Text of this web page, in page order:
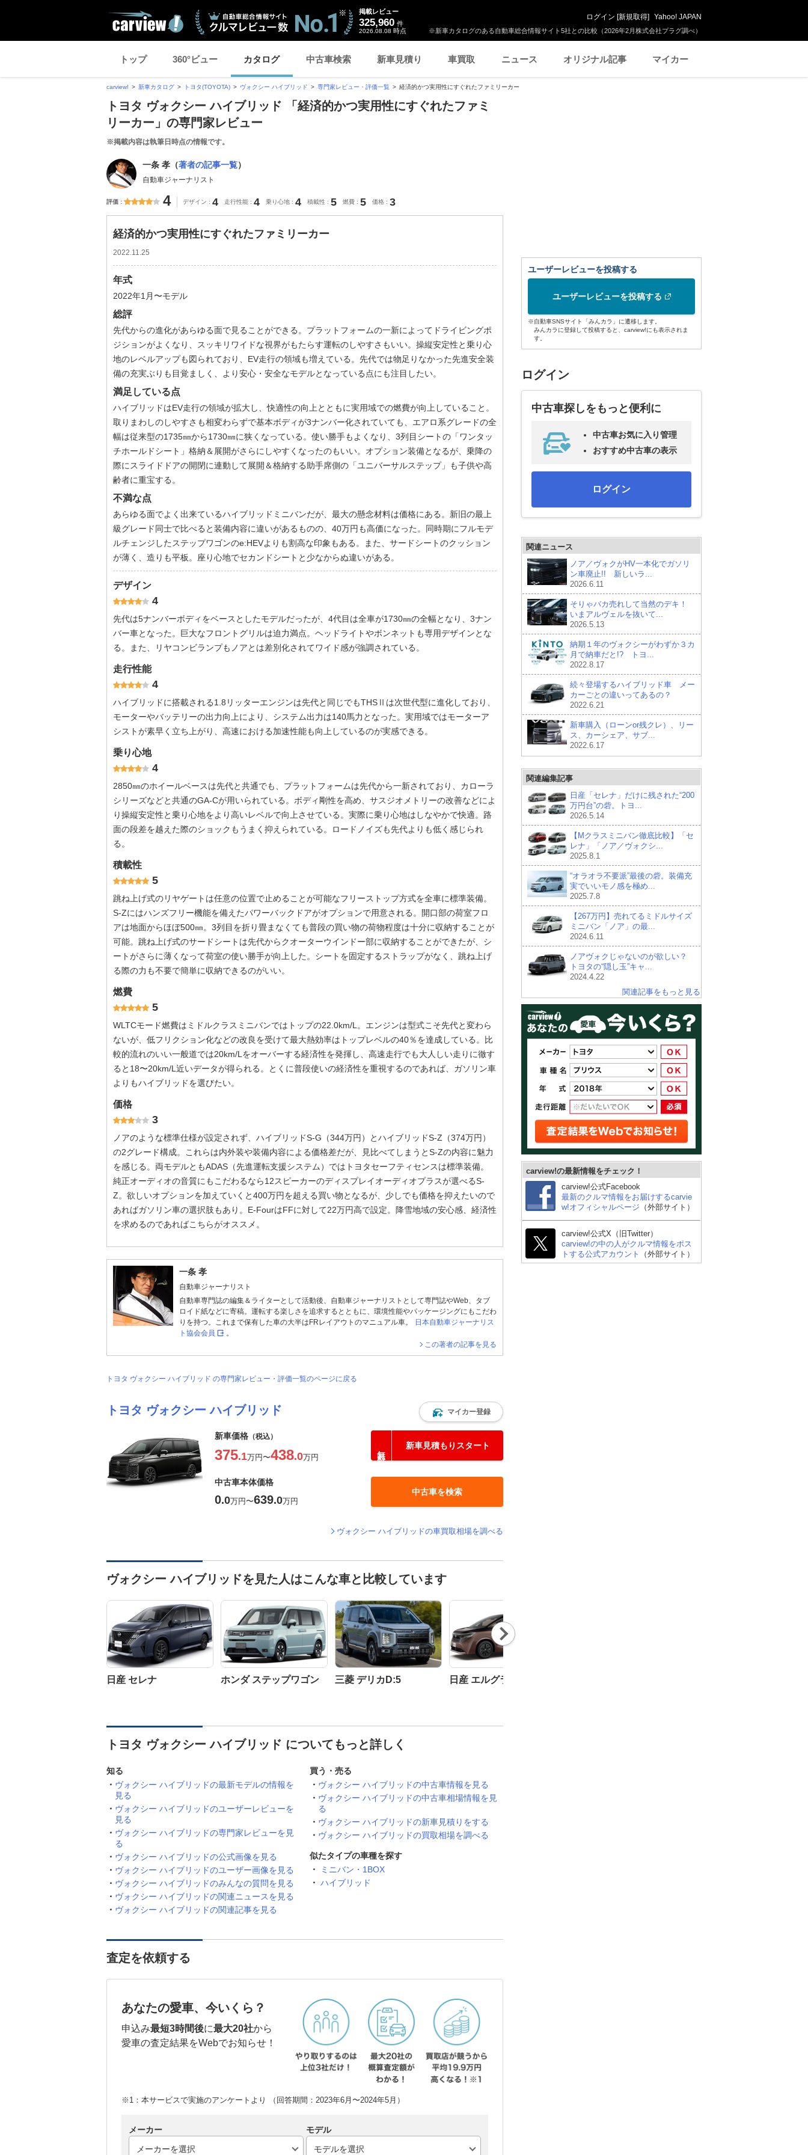
※新車カタログのある自動車総合情報サイト5社との比較（2026年2月株式会社プラグ調べ）
掲載レビュー
325,960 件
2026.08.08 時点
ログイン [新規取得] Yahoo! JAPAN
トップ 360°ビュー カタログ 中古車検索 新車見積り 車買取 ニュース オリジナル記事 マイカー
carview! 新車カタログ トヨタ(TOYOTA) ヴォクシー ハイブリッド 専門家レビュー・評価一覧 経済的かつ実用性にすぐれたファミリーカー
トヨタ ヴォクシー ハイブリッド 「経済的かつ実用性にすぐれたファミ
リーカー」の専門家レビュー
※掲載内容は執筆日時点の情報です。
一条 孝（著者の記事一覧）
自動車ジャーナリスト
評価 4 デザイン 4 走行性能 4 乗り心地 4 積載性 5 燃費 5 価格 3
経済的かつ実用性にすぐれたファミリーカー
2022.11.25
年式
2022年1月〜モデル
総評
先代からの進化があらゆる面で見ることができる。プラットフォームの一新によってドライビングポ
ジションがよくなり、スッキリワイドな視界がもたらす運転のしやすさもいい。操縦安定性と乗り心
地のレベルアップも図られており、EV走行の領域も増えている。先代では物足りなかった先進安全装
備の充実ぶりも目覚ましく、より安心・安全なモデルとなっている点にも注目したい。
満足している点
ハイブリッドはEV走行の領域が拡大し、快適性の向上とともに実用域での燃費が向上していること。
取りまわしのしやすさも相変わらずで基本ボディが3ナンバー化されていても、エアロ系グレードの全
幅は従来型の1735㎜から1730㎜に狭くなっている。使い勝手もよくなり、3列目シートの「ワンタッ
チホールドシート」格納＆展開がさらにしやすくなったのもいい。オプション装備となるが、乗降の
際にスライドドアの開閉に連動して展開＆格納する助手席側の「ユニバーサルステップ」も子供や高
齢者に重宝する。
不満な点
あらゆる面でよく出来ているハイブリッドミニバンだが、最大の懸念材料は価格にある。新旧の最上
級グレード同士で比べると装備内容に違いがあるものの、40万円も高価になった。同時期にフルモデ
ルチェンジしたステップワゴンのe:HEVよりも割高な印象もある。また、サードシートのクッション
が薄く、造りも平板。座り心地でセカンドシートと少なからぬ違いがある。
デザイン
4
先代は5ナンバーボディをベースとしたモデルだったが、4代目は全車が1730㎜の全幅となり、3ナン
バー車となった。巨大なフロントグリルは迫力満点。ヘッドライトやボンネットも専用デザインとな
る。また、リヤコンビランプもノアとは差別化されてワイド感が強調されている。
走行性能
4
ハイブリッドに搭載される1.8リッターエンジンは先代と同じでもTHSⅡは次世代型に進化しており、
モーターやバッテリーの出力向上により、システム出力は140馬力となった。実用域ではモーターア
シストが素早く立ち上がり、高速における加速性能も向上しているのが実感できる。
乗り心地
4
2850㎜のホイールベースは先代と共通でも、プラットフォームは先代から一新されており、カローラ
シリーズなどと共通のGA-Cが用いられている。ボディ剛性を高め、サスジオメトリーの改善などによ
り操縦安定性と乗り心地をより高いレベルで向上させている。実際に乗り心地はしなやかで快適。路
面の段差を越えた際のショックもうまく抑えられている。ロードノイズも先代よりも低く感じられ
る。
積載性
5
跳ね上げ式のリヤゲートは任意の位置で止めることが可能なフリーストップ方式を全車に標準装備。
S-Zにはハンズフリー機能を備えたパワーバックドアがオプションで用意される。開口部の荷室フロ
アは地面からほぼ500㎜。3列目を折り畳まなくても普段の買い物の荷物程度は十分に収納することが
可能。跳ね上げ式のサードシートは先代からクオーターウインドー部に収納することができたが、シ
ートがさらに薄くなって荷室の使い勝手が向上した。シートを固定するストラップがなく、跳ね上げ
る際の力も不要で簡単に収納できるのがいい。
燃費
5
WLTCモード燃費はミドルクラスミニバンではトップの22.0km/L。エンジンは型式こそ先代と変わら
ないが、低フリクション化などの改良を受けて最大熱効率はトップレベルの40％を達成している。比
較的流れのいい一般道では20km/Lをオーバーする経済性を発揮し、高速走行でも大人しい走りに徹す
ると18〜20km/L近いデータが得られる。とくに普段使いの経済性を重視するのであれば、ガソリン車
よりもハイブリッドを選びたい。
価格
3
ノアのような標準仕様が設定されず、ハイブリッドS-G（344万円）とハイブリッドS-Z（374万円）
の2グレード構成。これらは内外装や装備内容による価格差だが、見比べてしまうとS-Zの内容に魅力
を感じる。両モデルともADAS（先進運転支援システム）ではトヨタセーフティセンスは標準装備。
純正オーディオの音質にもこだわるなら12スピーカーのディスプレイオーディオプラスが選べるS-
Z。欲しいオプションを加えていくと400万円を超える買い物となるが、少しでも価格を抑えたいので
あればガソリン車の選択肢もあり。E-FourはFFに対して22万円高で設定。降雪地域の安心感、経済性
を求めるのであればこちらがオススメ。
一条 孝
自動車ジャーナリスト
自動車専門誌の編集＆ライターとして活動後、自動車ジャーナリストとして専門誌やWeb、タブ
ロイド紙などに寄稿。運転する楽しさを追求するとともに、環境性能やパッケージングにもこだわ
りを持つ。これまで保有した車の大半はFRレイアウトのマニュアル車。
日本自動車ジャーナリス
ト協会会員
。
この著者の記事を見る
トヨタ ヴォクシー ハイブリッド の専門家レビュー・評価一覧のページに戻る
トヨタ ヴォクシー ハイブリッド マイカー登録
新車価格 （税込）
375.1万円〜438.0万円
新車見積もりスタート
中古車本体価格
0.0万円〜639.0万円
中古車を検索
ヴォクシー ハイブリッドの車買取相場を調べる
ヴォクシー ハイブリッドを見た人はこんな車と比較しています
日産 セレナ ホンダ ステップワゴン 三菱 デリカD:5 日産 エルグランド
Nex
t
トヨタ ヴォクシー ハイブリッド についてもっと詳しく
知る
ヴォクシー ハイブリッドの最新モデルの情報を
見る
ヴォクシー ハイブリッドのユーザーレビューを
見る
ヴォクシー ハイブリッドの専門家レビューを見
る
ヴォクシー ハイブリッドの公式画像を見る
ヴォクシー ハイブリッドのユーザー画像を見る
ヴォクシー ハイブリッドのみんなの質問を見る
ヴォクシー ハイブリッドの関連ニュースを見る
ヴォクシー ハイブリッドの関連記事を見る
買う・売る
ヴォクシー ハイブリッドの中古車情報を見る
ヴォクシー ハイブリッドの中古車相場情報を見
る
ヴォクシー ハイブリッドの新車見積りをする
ヴォクシー ハイブリッドの買取相場を調べる
似たタイプの車種を探す
ミニバン・1BOX
ハイブリッド
査定を依頼する
あなたの愛車、今いくら？
申込み最短3時間後に最大20社から
愛車の査定結果をWebでお知らせ！
※1：本サービスで実施のアンケートより （回答期間：2023年6月〜2024年5月）
メーカー モデル
ユーザーレビューを投稿する
ユーザーレビューを投稿する
※自動車SNSサイト「みんカラ」に遷移します。
みんカラに登録して投稿すると、carview!にも表示されま
す。
ログイン
中古車探しをもっと便利に
中古車お気に入り管理
おすすめ中古車の表示
ログイン
関連ニュース
ノア／ヴォクがHV一本化でガソリ
ン車廃止!! 新しいラ...
2026.6.11
そりゃバカ売れして当然のデキ！
いまアルヴェルを抜いて...
2026.5.13
納期１年のヴォクシーがわずか３カ
月で納車だと!? トヨ...
2022.8.17
続々登場するハイブリッド車 メー
カーごとの違いってあるの？
2022.6.21
新車購入（ローンor残クレ）、リー
ス、カーシェア、サブ...
2022.6.17
関連編集記事
日産「セレナ」だけに残された“200
万円台”の砦。トヨ...
2026.5.14
【Mクラスミニバン徹底比較】「セ
レナ」「ノア／ヴォクシ...
2025.8.1
“オラオラ不要派”最後の砦。装備充
実でいいモノ感を極め...
2025.7.8
【267万円】売れてるミドルサイズ
ミニバン「ノア」の最...
2024.6.11
ノアヴォクじゃないのが欲しい？
トヨタの“隠し玉”キャ...
2024.4.22
関連記事をもっと見る
carview!の最新情報をチェック！
carview!公式Facebook
最新のクルマ情報をお届けするcarvie
w!オフィシャルページ （外部サイト）
carview!公式X（旧Twitter）
carview!の中の人がクルマ情報をポス
トする公式アカウント
（外部サイト）